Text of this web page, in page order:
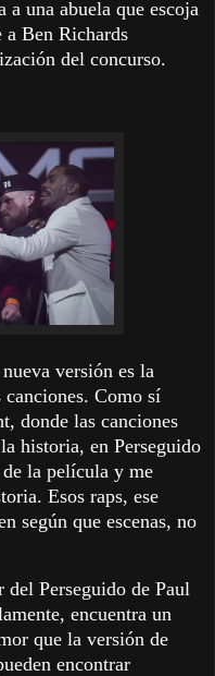
a una abuela que escoja
Ben Richards
del concurso.
versión es la
Como sí
donde las canciones
historia, en Perseguido
la película y me
Esos raps, ese
según que escenas, no
del Perseguido de Paul
encuentra un
que la versión de
encontrar